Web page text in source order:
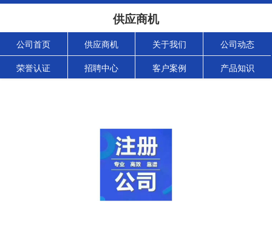
供应商机
公司首页 供应商机 关于我们 公司动态
荣誉认证 招聘中心 客户案例 产品知识